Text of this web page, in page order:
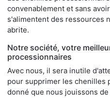
convenablement et sans
s'alimentent des ressources
abrite.
Notre société, votre
processionnaires
Avec nous, il sera inutile
pour supprimer les chenilles
donné que nous jouissons